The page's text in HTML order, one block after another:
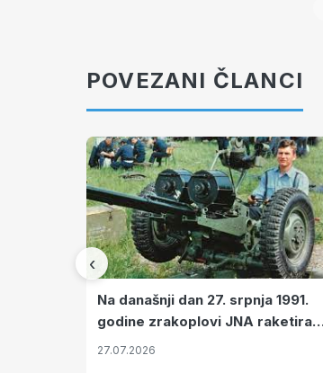
POVEZANI ČLANCI
‹
Na današnji dan 27. srpnja 1991.
godine zrakoplovi JNA raketirali
su vojarnu i obučni centar "Nikola
27.07.2026